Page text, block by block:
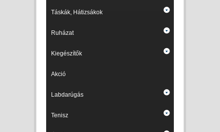
Táskák, Hátizsákok
Ruházat
Kiegészítők
Akció
Labdarúgás
Tenisz